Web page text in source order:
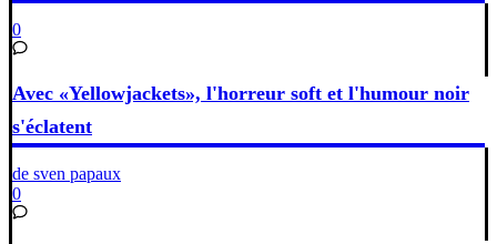
0
Avec «Yellowjackets», l'horreur soft et l'humour noir
s'éclatent
de sven papaux
0